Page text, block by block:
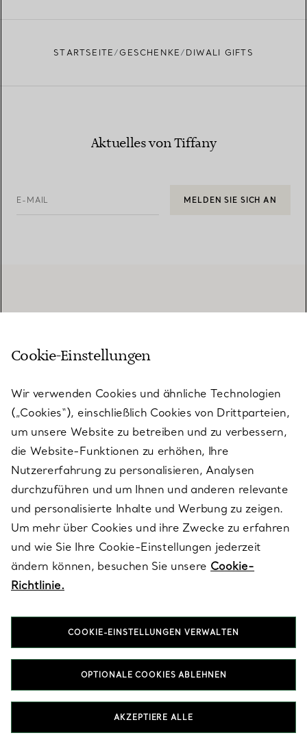
STARTSEITE GESCHENKE DIWALI GIFTS
Aktuelles von Tiffany
E-MAIL MELDEN SIE SICH AN
KUNDENSERVICE
SERVICES
ÜBER TIFFANY & CO.
RECHTLICHE HINWEISE
Standort ändern:
Cookie-Einstellungen
Wir verwenden Cookies und ähnliche Technologien
(„Cookies“), einschließlich Cookies von Drittparteien,
um unsere Website zu betreiben und zu verbessern,
die Website-Funktionen zu erhöhen, Ihre
Nutzererfahrung zu personalisieren, Analysen
durchzuführen und um Ihnen und anderen relevante
und personalisierte Inhalte und Werbung zu zeigen.
Um mehr über Cookies und ihre Zwecke zu erfahren
und wie Sie Ihre Cookie-Einstellungen jederzeit
ändern können, besuchen Sie unsere Cookie-
Richtlinie.
COOKIE-EINSTELLUNGEN VERWALTEN
OPTIONALE COOKIES ABLEHNEN
AKZEPTIERE ALLE